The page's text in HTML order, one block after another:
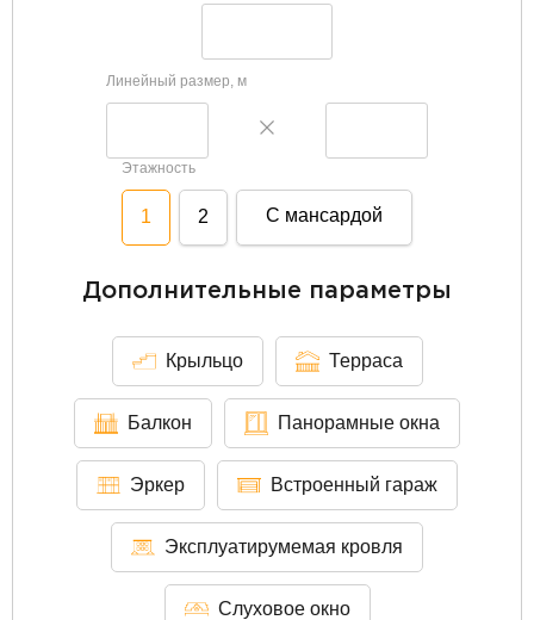
Линейный размер, м
Этажность
1 2 С мансардой
Дополнительные параметры
Крыльцо Терраса
Балкон Панорамные окна
Эркер Встроенный гараж
Эксплуатирумемая кровля
Слуховое окно